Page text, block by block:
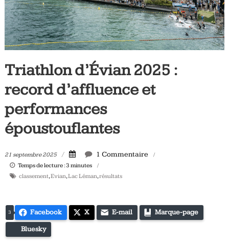
Tous
les
jours,
votre
vélo
triathlon
Triathlon d’Évian 2025 :
record d’affluence et
performances
époustouflantes
21 septembre 2025 1 Commentaire
Temps de lecture :3 minutes
classement,Evian,Lac Léman,résultats
3 Facebook X E-mail Marque-page
Bluesky